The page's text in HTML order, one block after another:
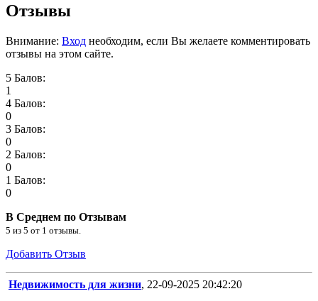
Отзывы
Внимание: Вход необходим, если Вы желаете комментировать
отзывы на этом сайте.
5 Балов:
1
4 Балов:
0
3 Балов:
0
2 Балов:
0
1 Балов:
0
В Среднем по Отзывам
5 из 5 от 1 отзывы.
Добавить Отзыв
Недвижимость для жизни, 22-09-2025 20:42:20